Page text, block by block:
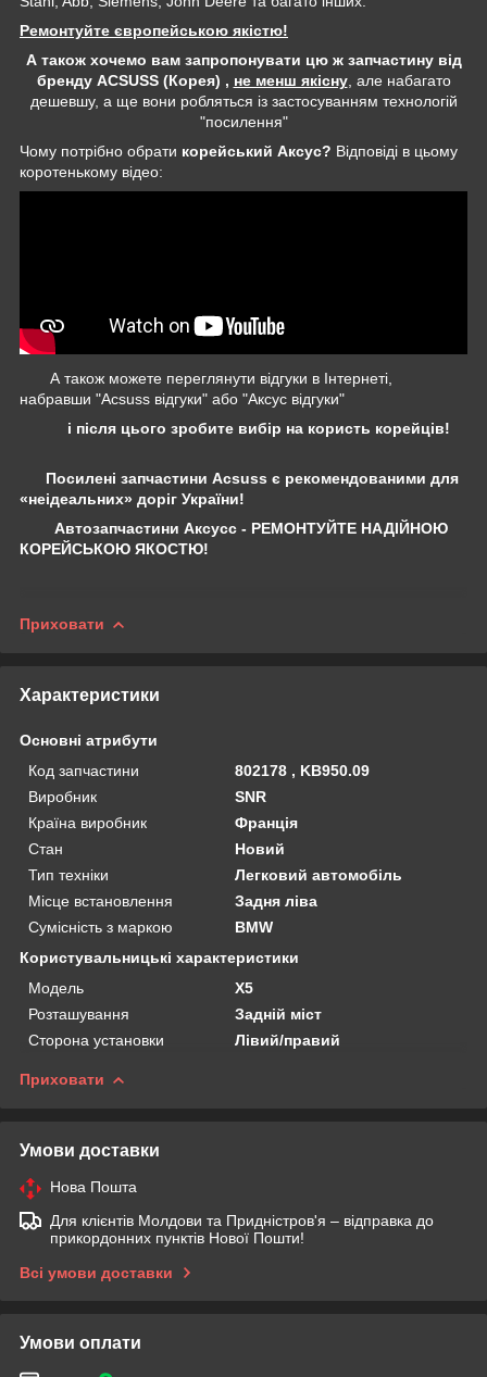
Ремонтуйте європейською якістю!
А також хочемо вам запропонувати цю ж запчастину від
бренду ACSUSS (Корея) , не менш якісну, але набагато
дешевшу, а ще вони робляться із застосуванням технологій
"посилення"
Чому потрібно обрати корейський Аксус? Відповіді в цьому
коротенькому відео:
А також можете переглянути відгуки в Інтернеті,
набравши "Acsuss відгуки" або "Аксус відгуки"
і після цього зробите вибір на користь корейців!
Посилені запчастини Acsuss є рекомендованими для
«неідеальних» доріг України!
Автозапчастини Аксусс - РЕМОНТУЙТЕ НАДІЙНОЮ
КОРЕЙСЬКОЮ ЯКОСТЮ!
Приховати
Характеристики
Основні атрибути
Код запчастини
802178 , KB950.09
Виробник
SNR
Країна виробник
Франція
Стан
Новий
Тип техніки
Легковий автомобіль
Місце встановлення
Задня ліва
Сумісність з маркою
BMW
Користувальницькі характеристики
Мoдель
X5
Розташування
Задній міст
Сторона установки
Лівий/правий
Приховати
Умови доставки
Нова Пошта
Для клієнтів Молдови та Придністров'я – відправка до
прикордонних пунктів Нової Пошти!
Всі умови доставки
Умови оплати